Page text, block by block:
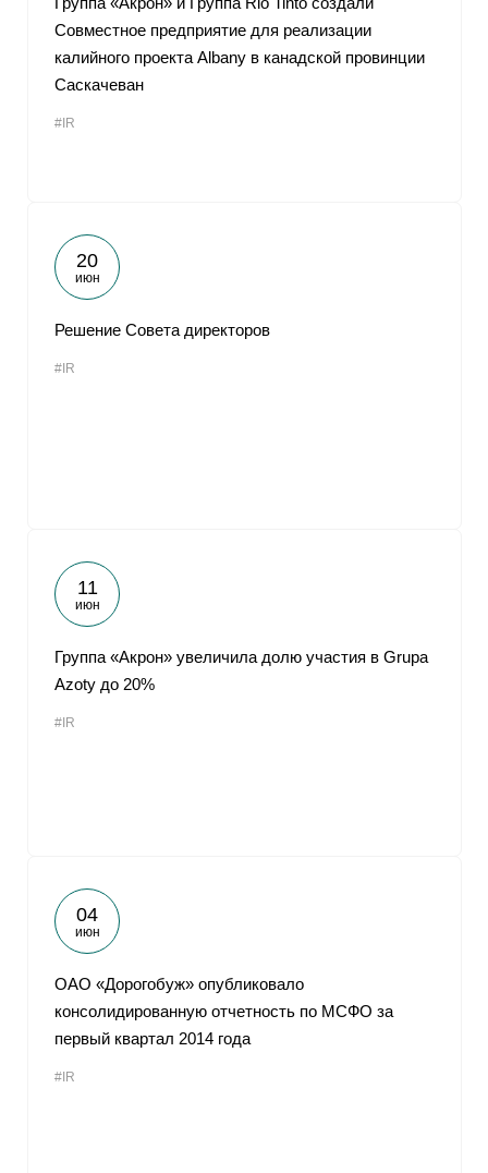
Совместное предприятие для реализации
калийного проекта Albany в канадской провинции
Саскачеван
#IR
20
июн
Решение Совета директоров
#IR
11
июн
Группа «Акрон» увеличила долю участия в Grupa
Azoty до 20%
#IR
04
июн
ОАО «Дорогобуж» опубликовало
консолидированную отчетность по МСФО за
первый квартал 2014 года
#IR